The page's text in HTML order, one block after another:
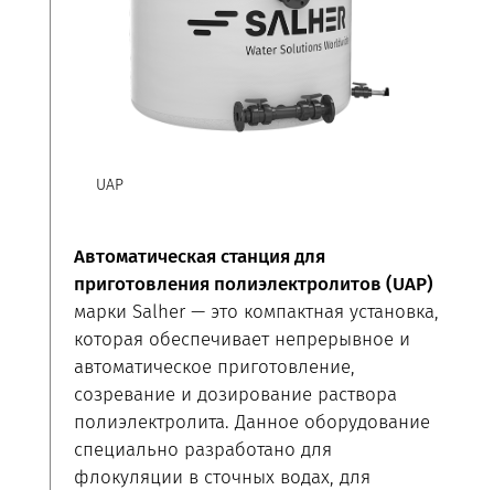
UAP
Автоматическая станция для
приготовления полиэлектролитов (UAP)
марки Salher — это компактная установка,
которая обеспечивает непрерывное и
автоматическое приготовление,
созревание и дозирование раствора
полиэлектролита. Данное оборудование
специально разработано для
флокуляции в сточных водах, для